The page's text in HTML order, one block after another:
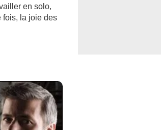
en solo,
fois, la joie des